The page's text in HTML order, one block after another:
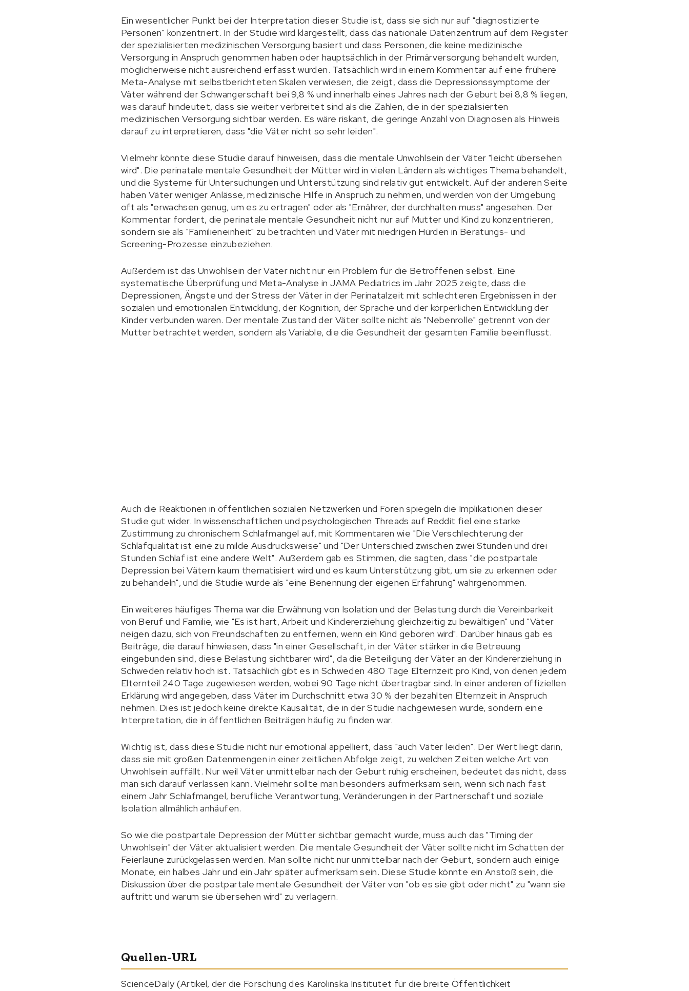
Ein wesentlicher Punkt bei der Interpretation dieser Studie ist, dass sie sich nur auf "diagnostizierte
Personen" konzentriert. In der Studie wird klargestellt, dass das nationale Datenzentrum auf dem Register
der spezialisierten medizinischen Versorgung basiert und dass Personen, die keine medizinische
Versorgung in Anspruch genommen haben oder hauptsächlich in der Primärversorgung behandelt wurden,
möglicherweise nicht ausreichend erfasst wurden. Tatsächlich wird in einem Kommentar auf eine frühere
Meta-Analyse mit selbstberichteten Skalen verwiesen, die zeigt, dass die Depressionssymptome der
Väter während der Schwangerschaft bei 9,8 % und innerhalb eines Jahres nach der Geburt bei 8,8 % liegen,
was darauf hindeutet, dass sie weiter verbreitet sind als die Zahlen, die in der spezialisierten
medizinischen Versorgung sichtbar werden. Es wäre riskant, die geringe Anzahl von Diagnosen als Hinweis
darauf zu interpretieren, dass "die Väter nicht so sehr leiden".
Vielmehr könnte diese Studie darauf hinweisen, dass die mentale Unwohlsein der Väter "leicht übersehen
wird". Die perinatale mentale Gesundheit der Mütter wird in vielen Ländern als wichtiges Thema behandelt,
und die Systeme für Untersuchungen und Unterstützung sind relativ gut entwickelt. Auf der anderen Seite
haben Väter weniger Anlässe, medizinische Hilfe in Anspruch zu nehmen, und werden von der Umgebung
oft als "erwachsen genug, um es zu ertragen" oder als "Ernährer, der durchhalten muss" angesehen. Der
Kommentar fordert, die perinatale mentale Gesundheit nicht nur auf Mutter und Kind zu konzentrieren,
sondern sie als "Familieneinheit" zu betrachten und Väter mit niedrigen Hürden in Beratungs- und
Screening-Prozesse einzubeziehen.
Außerdem ist das Unwohlsein der Väter nicht nur ein Problem für die Betroffenen selbst. Eine
systematische Überprüfung und Meta-Analyse in JAMA Pediatrics im Jahr 2025 zeigte, dass die
Depressionen, Ängste und der Stress der Väter in der Perinatalzeit mit schlechteren Ergebnissen in der
sozialen und emotionalen Entwicklung, der Kognition, der Sprache und der körperlichen Entwicklung der
Kinder verbunden waren. Der mentale Zustand der Väter sollte nicht als "Nebenrolle" getrennt von der
Mutter betrachtet werden, sondern als Variable, die die Gesundheit der gesamten Familie beeinflusst.
Auch die Reaktionen in öffentlichen sozialen Netzwerken und Foren spiegeln die Implikationen dieser
Studie gut wider. In wissenschaftlichen und psychologischen Threads auf Reddit fiel eine starke
Zustimmung zu chronischem Schlafmangel auf, mit Kommentaren wie "Die Verschlechterung der
Schlafqualität ist eine zu milde Ausdrucksweise" und "Der Unterschied zwischen zwei Stunden und drei
Stunden Schlaf ist eine andere Welt". Außerdem gab es Stimmen, die sagten, dass "die postpartale
Depression bei Vätern kaum thematisiert wird und es kaum Unterstützung gibt, um sie zu erkennen oder
zu behandeln", und die Studie wurde als "eine Benennung der eigenen Erfahrung" wahrgenommen.
Ein weiteres häufiges Thema war die Erwähnung von Isolation und der Belastung durch die Vereinbarkeit
von Beruf und Familie, wie "Es ist hart, Arbeit und Kindererziehung gleichzeitig zu bewältigen" und "Väter
neigen dazu, sich von Freundschaften zu entfernen, wenn ein Kind geboren wird". Darüber hinaus gab es
Beiträge, die darauf hinwiesen, dass "in einer Gesellschaft, in der Väter stärker in die Betreuung
eingebunden sind, diese Belastung sichtbarer wird", da die Beteiligung der Väter an der Kindererziehung in
Schweden relativ hoch ist. Tatsächlich gibt es in Schweden 480 Tage Elternzeit pro Kind, von denen jedem
Elternteil 240 Tage zugewiesen werden, wobei 90 Tage nicht übertragbar sind. In einer anderen offiziellen
Erklärung wird angegeben, dass Väter im Durchschnitt etwa 30 % der bezahlten Elternzeit in Anspruch
nehmen. Dies ist jedoch keine direkte Kausalität, die in der Studie nachgewiesen wurde, sondern eine
Interpretation, die in öffentlichen Beiträgen häufig zu finden war.
Wichtig ist, dass diese Studie nicht nur emotional appelliert, dass "auch Väter leiden". Der Wert liegt darin,
dass sie mit großen Datenmengen in einer zeitlichen Abfolge zeigt, zu welchen Zeiten welche Art von
Unwohlsein auffällt. Nur weil Väter unmittelbar nach der Geburt ruhig erscheinen, bedeutet das nicht, dass
man sich darauf verlassen kann. Vielmehr sollte man besonders aufmerksam sein, wenn sich nach fast
einem Jahr Schlafmangel, berufliche Verantwortung, Veränderungen in der Partnerschaft und soziale
Isolation allmählich anhäufen.
So wie die postpartale Depression der Mütter sichtbar gemacht wurde, muss auch das "Timing der
Unwohlsein" der Väter aktualisiert werden. Die mentale Gesundheit der Väter sollte nicht im Schatten der
Feierlaune zurückgelassen werden. Man sollte nicht nur unmittelbar nach der Geburt, sondern auch einige
Monate, ein halbes Jahr und ein Jahr später aufmerksam sein. Diese Studie könnte ein Anstoß sein, die
Diskussion über die postpartale mentale Gesundheit der Väter von "ob es sie gibt oder nicht" zu "wann sie
auftritt und warum sie übersehen wird" zu verlagern.
Quellen-URL
ScienceDaily (Artikel, der die Forschung des Karolinska Institutet für die breite Öffentlichkeit